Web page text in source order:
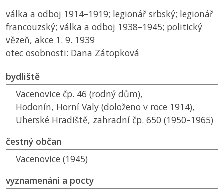
válka a odboj 1914–1919; legionář srbský; legionář
francouzský; válka a odboj 1938–1945; politický
vězeň, akce 1. 9. 1939
otec osobnosti: Dana Zátopková
bydliště
Vacenovice čp. 46 (rodný dům),
Hodonín, Horní Valy (doloženo v roce 1914),
Uherské Hradiště, zahradní čp. 650 (1950–1965)
čestný občan
Vacenovice (1945)
vyznamenání a pocty